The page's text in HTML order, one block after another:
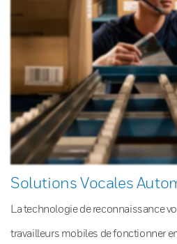
Solutions Vocales
La technologie de reconnaissance
travailleurs mobiles de fonctionner